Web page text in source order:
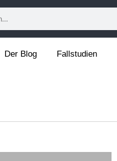
Der Blog Fallstudien